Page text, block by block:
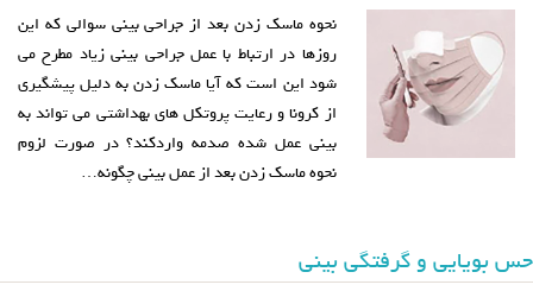
نحوه ماسک زدن بعد از جراحی بینی سوالی که این
روزها در ارتباط با عمل جراحی بینی زیاد مطرح می
شود این است که آیا ماسک زدن به دلیل پیشگیری
از کرونا و رعایت پروتکل های بهداشتی می تواند به
بینی عمل شده صدمه واردکند؟ در صورت لزوم
نحوه ماسک زدن بعد از عمل بینی چگونه…
حس بویایی و گرفتگی بینی